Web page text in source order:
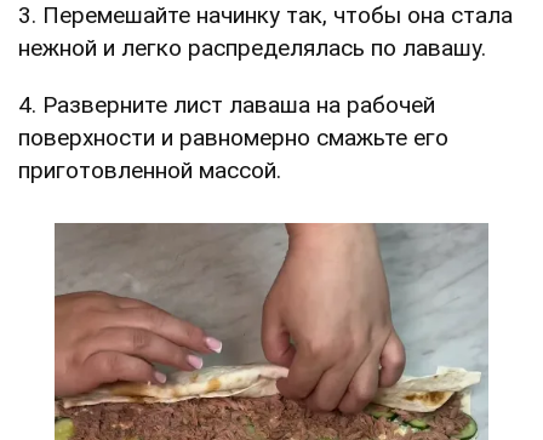
3. Перемешайте начинку так, чтобы она стала
нежной и легко распределялась по лавашу.
4. Разверните лист лаваша на рабочей
поверхности и равномерно смажьте его
приготовленной массой.